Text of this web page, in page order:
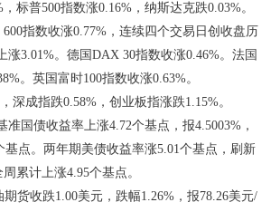
标普500指数涨0.16%，纳斯达克跌0.03%。
指数收涨0.77%，连续四个交易日创收盘历
涨3.01%。德国DAX 30指数收涨0.46%。法国
。英国富时100指数收涨0.63%。
深成指跌0.58%，创业板指涨跌1.15%。
准国债收益率上涨4.72个基点，报4.5003%，
基点。两年期美债收益率涨5.01个基点，刷新
累计上涨4.95个基点。
货收跌1.00美元，跌幅1.26%，报78.26美元/